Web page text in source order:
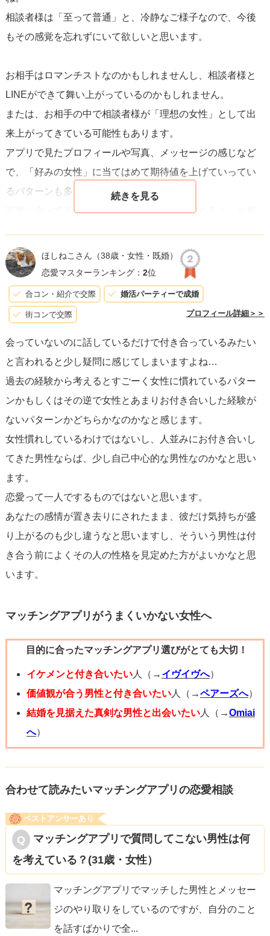
相談者様は「至って普通」と、冷静なご様子なので、今後
もその感覚を忘れずにいて欲しいと思います。
お相手はロマンチストなのかもしれませんし、相談者様と
LINEができて舞い上がっているのかもしれません。
または、お相手の中で相談者様が「理想の女性」として出
来上がってきている可能性もあります。
アプリで見たプロフィールや写真、メッセージの感じなど
で、「好みの女性」に当てはめて期待値を上げていってい
るパターンも多いです。
実際に会ってみてお互いの印象を改めて確かめると、お相
て「理想どおりの女性」という恋愛フィルターを通して見
られることも有り得ます。
どちらの心づもりもしておくと良いですね。
また、お相手はちょっと距離の詰め方が早いタイプかもし
れません。
初デートで付き合ったつもりになる人も、たまにいるの
で、「手を繋ごう」「ハグしていい？」などの展開もある
かもしれません。
大丈夫だと思いますが、流されたりせずに相談者様はご自
身が安心するスピードで進んでいきたいことを、明確に伝
えましょう。
「何回かデートして、ちゃんと告白を経てから手を繋いだ
りしたいな」というような感じで、凛と芯を持った女性で
あることを示すと良いです。
月末の顔合わせでは、
・理想の恋愛フィルターがかかっていないか
・相談者様以外の人への態度
また、お相手の話を深掘りした質問をしたりして、たくさ
ん情報を仕入れてくださいね。
お相手も同様に、相談者様に対して興味を持った質問をし
てくれるか、という視点でも見ておくのが良いです。
そして、ご自身の直感も大切にしてください。
「すごくフィーリングが合う！」「言葉にできないけど、
どちらも大切な感覚です。
安心して会うために、初回は人の多い場所で、明るい時間
帯をオススメします。
ディナーよりランチやカフェ。
穴場スポットより、利用者の多い駅の近くの店。
やはり初対面は緊張しますので、人目がある方がリラック
スできることもありますよ。
ほしねこさん （38歳・女性・既婚）
恋愛マスターランキング： 2位
合コン・紹介で交際 婚活パーティーで成婚
街コンで交際 プロフィール詳細＞＞
会っていないのに話しているだけで付き合っているみたい
と言われると少し疑問に感じてしまいますよね…
過去の経験から考えるとすごーく女性に慣れているパター
ンかもしくはその逆で女性とあまりお付き合いした経験が
ないパターンかどちらかなのかなと感じます。
女性慣れしているわけではないし、人並みにお付き合いし
てきた男性ならば、少し自己中心的な男性なのかなと思い
ます。
恋愛って一人でするものではないと思います。
あなたの感情が置き去りにされたまま、彼だけ気持ちが盛
り上がるのも少し違うなと思いますし、そういう男性は付
き合う前によくその人の性格を見定めた方がよいかなと思
います。
マッチングアプリがうまくいかない女性へ
目的に合ったマッチングアプリ選びがとても大切！
イケメンと付き合いたい人（→ イヴイヴへ）
価値観が合う男性と付き合いたい人（→ペアーズへ）
結婚を見据えた真剣な男性と出会いたい人（→Omiai
へ）
合わせて読みたいマッチングアプリの恋愛相談
ベストアンサーあり
マッチングアプリで質問してこない男性は何
を考えている？(31歳・女性）
マッチングアプリでマッチした男性とメッセー
ジのやり取りをしているのですが、自分のこと
を話すばかりで全...